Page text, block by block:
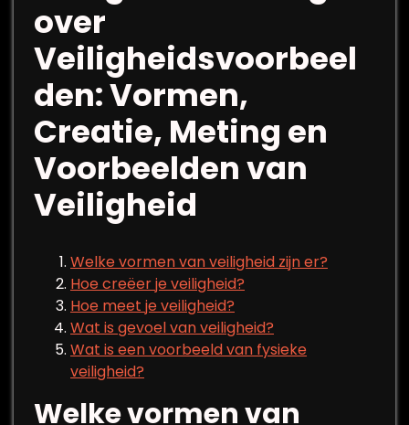
over
Veiligheidsvoorbeel
den: Vormen,
Creatie, Meting en
Voorbeelden van
Veiligheid
Welke vormen van veiligheid zijn er?
Hoe creëer je veiligheid?
Hoe meet je veiligheid?
Wat is gevoel van veiligheid?
Wat is een voorbeeld van fysieke
veiligheid?
Welke vormen van